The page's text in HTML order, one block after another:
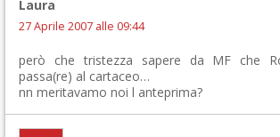
Laura
27 Aprile 2007 alle 09:44
però che tristezza sapere da MF che
passa(re) al cartaceo…
nn meritavamo noi l anteprima?